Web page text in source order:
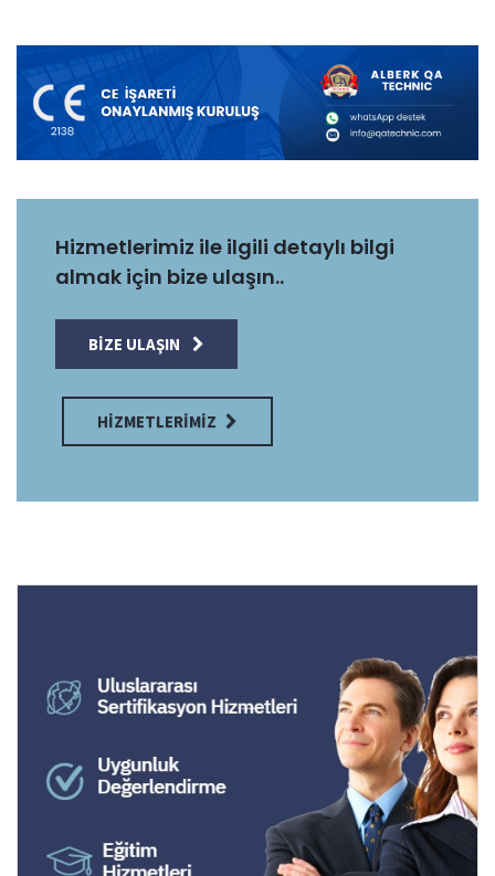
Hizmetlerimiz ile ilgili detaylı bilgi
almak için bize ulaşın..
BIZE ULAŞIN
HIZMETLERIMIZ